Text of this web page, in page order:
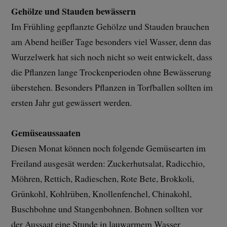
Gehölze und Stauden bewässern
Im Frühling gepflanzte Gehölze und Stauden brauchen
am Abend heißer Tage besonders viel Wasser, denn das
Wurzelwerk hat sich noch nicht so weit entwickelt, dass
die Pflanzen lange Trockenperioden ohne Bewässerung
überstehen. Besonders Pflanzen in Torfballen sollten im
ersten Jahr gut gewässert werden.
Gemüseaussaaten
Diesen Monat können noch folgende Gemüsearten im
Freiland ausgesät werden: Zuckerhutsalat, Radicchio,
Möhren, Rettich, Radieschen, Rote Bete, Brokkoli,
Grünkohl, Kohlrüben, Knollenfenchel, Chinakohl,
Buschbohne und Stangenbohnen. Bohnen sollten vor
der Aussaat eine Stunde in lauwarmem Wasser